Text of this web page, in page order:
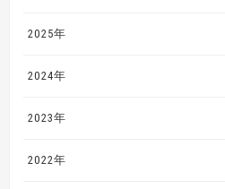
2025年
2024年
2023年
2022年